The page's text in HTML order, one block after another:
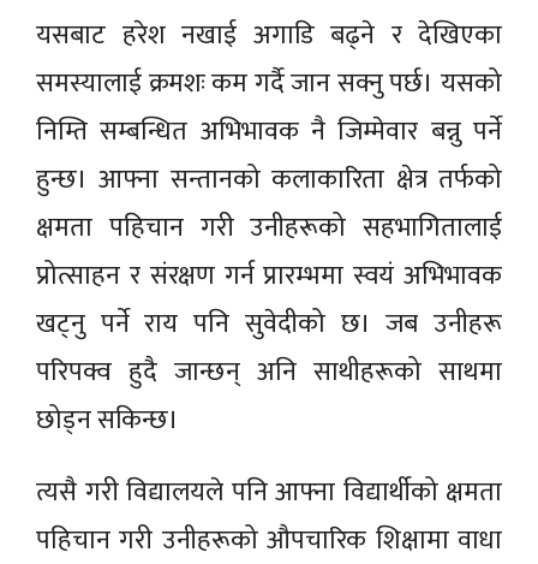
यसबाट हरेश नखाई अगाडि बढ्ने र देखिएका
समस्यालाई क्रमशः कम गर्दै जान सक्नु पर्छ। यसको
निम्ति सम्बन्धित अभिभावक नै जिम्मेवार बन्नु पर्ने
हुन्छ। आफ्ना सन्तानको कलाकारिता क्षेत्र तर्फको
क्षमता पहिचान गरी उनीहरूको सहभागितालाई
प्रोत्साहन र संरक्षण गर्न प्रारम्भमा स्वयं अभिभावक
खट्नु पर्ने राय पनि सुवेदीको छ। जब उनीहरू
परिपक्व हुदै जान्छन् अनि साथीहरूको साथमा
छोड्न सकिन्छ।
त्यसै गरी विद्यालयले पनि आफ्ना विद्यार्थीको क्षमता
पहिचान गरी उनीहरूको औपचारिक शिक्षामा वाधा